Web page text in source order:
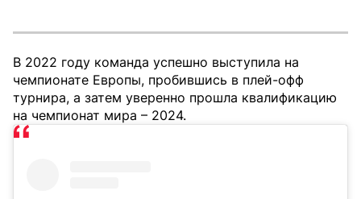
В 2022 году команда успешно выступила на
чемпионате Европы, пробившись в плей-офф
турнира, а затем уверенно прошла квалификацию
на чемпионат мира – 2024.